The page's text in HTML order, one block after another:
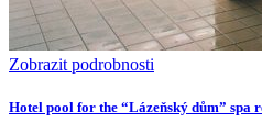
Zobrazit podrobnosti
Hotel pool for the “Lázeňský dům” spa